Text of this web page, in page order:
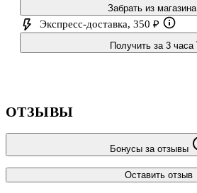
Забрать из магазина
Экспресс-доставка, 350 ₽
Получить за 3 часа
ОТЗЫВЫ
Бонусы за отзывы
Оставить отзыв